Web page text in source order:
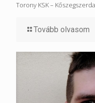
Torony KSK –
Tovább olvasom